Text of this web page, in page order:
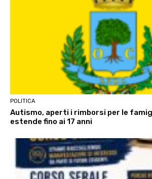
POLITICA
Autismo, aperti i rimborsi per le
estende fino ai 17 anni